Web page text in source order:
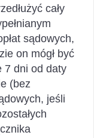
cały
sądowych,
on mógł być
7 dni od daty
(bez
jeśli